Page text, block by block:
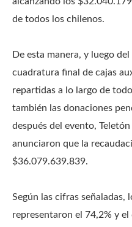
de todos los chilenos.
De esta manera, y luego
cuadratura final de cajas
repartidas a lo largo de
también las donaciones
después del evento,
anunciaron que la
$36.079.639.839.
Según las cifras señaladas,
representaron el 74,2% y el